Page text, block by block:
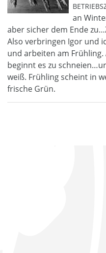
an
aber sicher dem Ende
Also verbringen Igor und
und arbeiten am
beginnt es zu
weiß. Frühling scheint in
frische Grün.